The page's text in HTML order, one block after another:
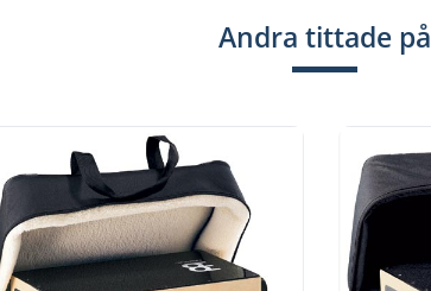
Andra tittade på